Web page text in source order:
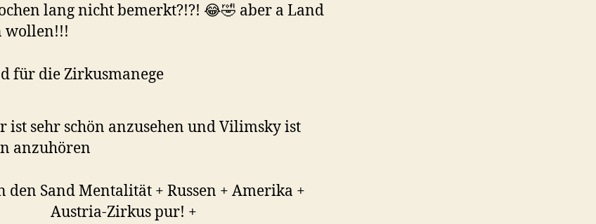
lang nicht bemerkt?!?! 😂🤣 aber a Land
wollen!!!
für die Zirkusmanege
ist sehr schön anzusehen und Vilimsky ist
anzuhören
den Sand Mentalität + Russen + Amerika +
Austria-Zirkus pur! +